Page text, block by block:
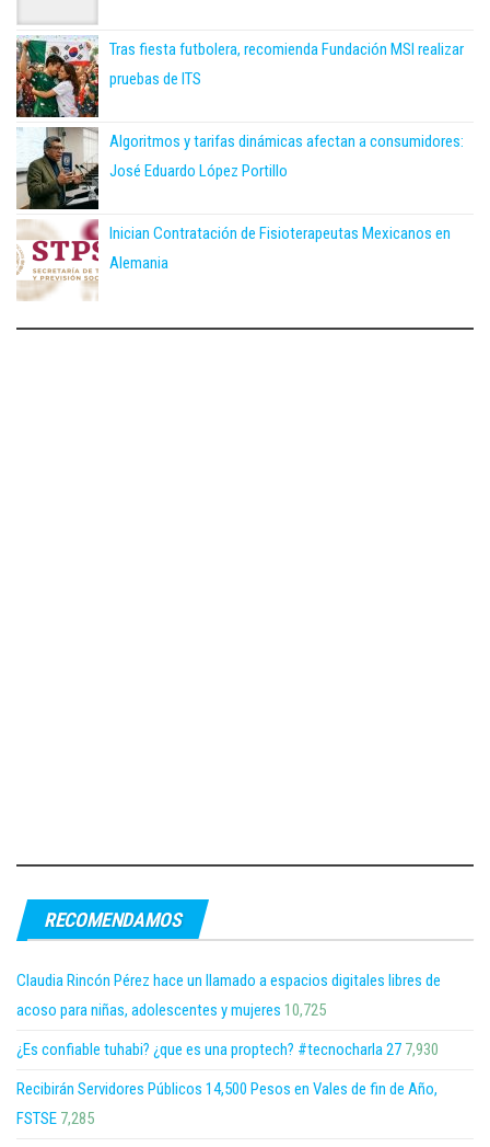
Tras fiesta futbolera, recomienda Fundación MSI realizar
pruebas de ITS
Algoritmos y tarifas dinámicas afectan a consumidores:
José Eduardo López Portillo
Inician Contratación de Fisioterapeutas Mexicanos en
Alemania
RECOMENDAMOS
Claudia Rincón Pérez hace un llamado a espacios digitales libres de
acoso para niñas, adolescentes y mujeres 10,725
¿Es confiable tuhabi? ¿que es una proptech? #tecnocharla 27 7,930
Recibirán Servidores Públicos 14,500 Pesos en Vales de fin de Año,
FSTSE 7,285